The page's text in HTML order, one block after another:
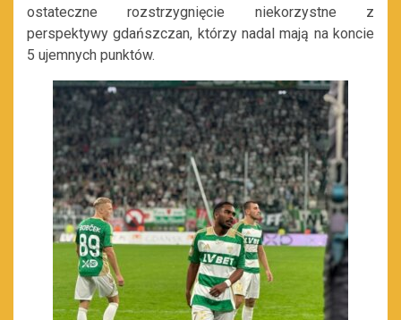
ostateczne rozstrzygnięcie niekorzystne z
perspektywy gdańszczan, którzy nadal mają na koncie
5 ujemnych punktów.